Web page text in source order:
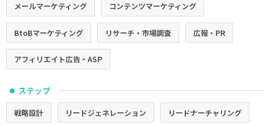
メールマーケティング コンテンツマーケティング
BtoBマーケティング リサーチ・市場調査 広報・PR
アフィリエイト広告・ASP
● ステップ
戦略設計 リードジェネレーション リードナーチャリング